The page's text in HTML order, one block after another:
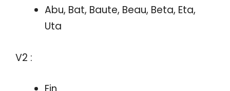
Abu, Bat, Baute, Beau, Beta, Eta,
Uta
V2 :